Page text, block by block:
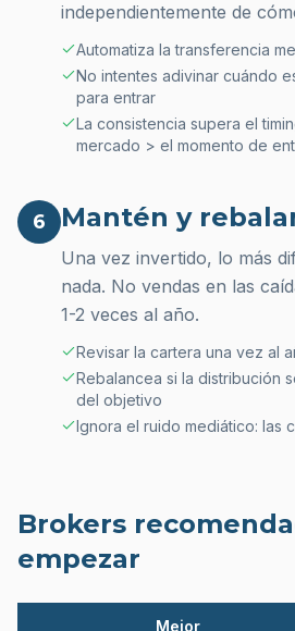
independientemente de
Automatiza la transferencia
No intentes adivinar cuándo
para entrar
La consistencia supera el
mercado > el momento de
6 Mantén y
Una vez invertido, lo más
nada. No vendas en las
1-2 veces al año.
Revisar la cartera una vez al
Rebalancea si la distribución
del objetivo
Ignora el ruido mediático: las
Brokers
empezar
Mejor